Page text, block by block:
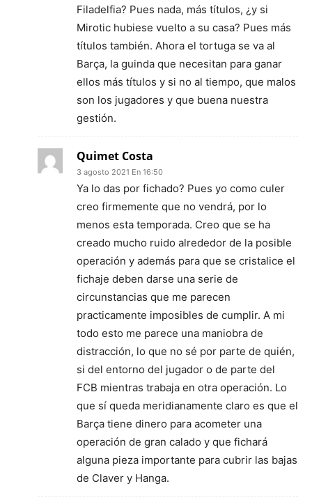
Filadelfia? Pues nada, más títulos, ¿y si
Mirotic hubiese vuelto a su casa? Pues más
títulos también. Ahora el tortuga se va al
Barça, la guinda que necesitan para ganar
ellos más títulos y si no al tiempo, que malos
son los jugadores y que buena nuestra
gestión.
Quimet Costa
3 agosto 2021 En 16:50
Ya lo das por fichado? Pues yo como culer
creo firmemente que no vendrá, por lo
menos esta temporada. Creo que se ha
creado mucho ruido alrededor de la posible
operación y además para que se cristalice el
fichaje deben darse una serie de
circunstancias que me parecen
practicamente imposibles de cumplir. A mi
todo esto me parece una maniobra de
distracción, lo que no sé por parte de quién,
si del entorno del jugador o de parte del
FCB mientras trabaja en otra operación. Lo
que sí queda meridianamente claro es que el
Barça tiene dinero para acometer una
operación de gran calado y que fichará
alguna pieza importante para cubrir las bajas
de Claver y Hanga.